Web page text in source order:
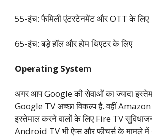
55-इंच: फैमिली एंटरटेनमेंट और OTT के लिए
65-इंच: बड़े हॉल और होम थिएटर के लिए
Operating System
अगर आप Google की सेवाओं का ज्यादा
Google TV अच्छा विकल्प है. वहीं Amazon
इस्तेमाल करने वालों के लिए Fire TV
Android TV भी ऐप्स और फीचर्स के मामले में